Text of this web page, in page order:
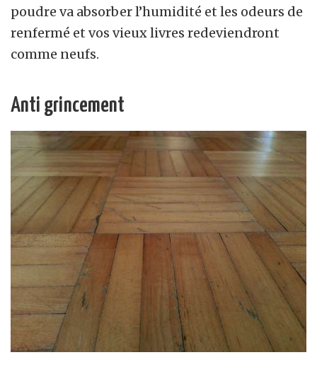
poudre va absorber l’humidité et les odeurs de
renfermé et vos vieux livres redeviendront
comme neufs.
Anti grincement